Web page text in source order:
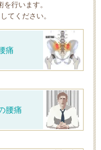
を行います。
てください。
痛
腰痛